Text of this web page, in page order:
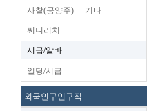
사찰(공양주) 기타
써니리치
시급/알바
일당/시급
외국인구인구직